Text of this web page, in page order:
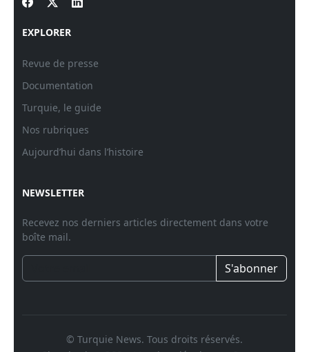
EXPLORER
Revue de presse
Documentation
Turquie, le guide
Nos rubriques
Aujourd’hui dans l’histoire
NEWSLETTER
Recevez nos derniers articles directement dans votre
boîte mail.
S'abonner
© Turquie News. Tous droits réservés.